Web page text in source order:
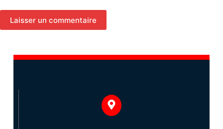
Laisser un commentaire